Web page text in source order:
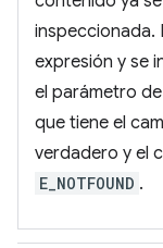
inspeccionada.
expresión y se
el parámetro
que tiene el
verdadero y el
E_NOTFOUND .